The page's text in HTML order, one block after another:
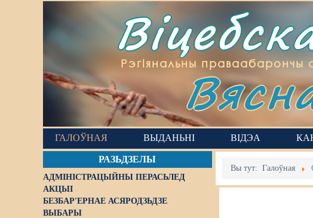
Рэгіянальны праваабарончы
ГАЛОЎНАЯ ВЫДАНЬНІ ВІДЭА
РАЗЬДЗЕЛЫ
АДМІНІСТРАЦЫЙНЫ ПЕРАСЬЛЕД
АКЦЫІ
БЕЗБАР'ЕРНАЕ АСЯРОДЗЬДЗЕ
ВЫБАРЫ
Вы тут:Галоўная